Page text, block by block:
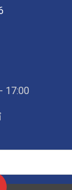
17:00